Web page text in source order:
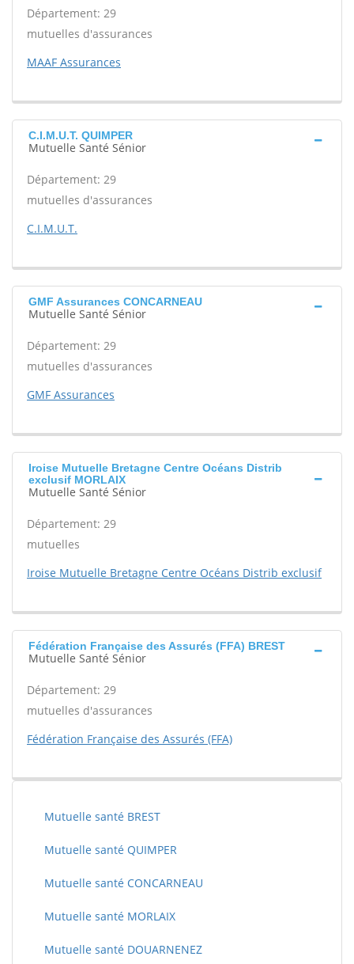
Département: 29
mutuelles d'assurances
MAAF Assurances
C.I.M.U.T. QUIMPER
Mutuelle Santé Sénior
Département: 29
mutuelles d'assurances
C.I.M.U.T.
GMF Assurances CONCARNEAU
Mutuelle Santé Sénior
Département: 29
mutuelles d'assurances
GMF Assurances
Iroise Mutuelle Bretagne Centre Océans Distrib
exclusif MORLAIX
Mutuelle Santé Sénior
Département: 29
mutuelles
Iroise Mutuelle Bretagne Centre Océans Distrib exclusif
Fédération Française des Assurés (FFA) BREST
Mutuelle Santé Sénior
Département: 29
mutuelles d'assurances
Fédération Française des Assurés (FFA)
Mutuelle santé BREST
Mutuelle santé QUIMPER
Mutuelle santé CONCARNEAU
Mutuelle santé MORLAIX
Mutuelle santé DOUARNENEZ